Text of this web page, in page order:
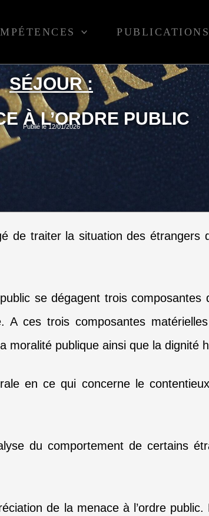
PUBLICATIONS
SÉJOUR :
À L’ORDRE PUBLIC
Publié le 12/01/2026
de traiter la situation des étrangers
se dégagent trois
A ces trois composantes
moralité publique ainsi que la dignité
en ce qui concerne le
du comportement de certains
de la menace à l’ordre